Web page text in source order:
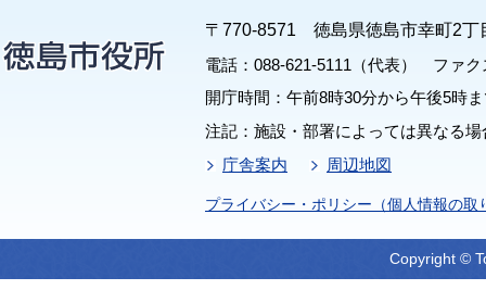
〒770-8571 徳島県徳島市幸町2丁
電話：088-621-5111（代表） ファク
開庁時間：午前8時30分から午後5時
注記：施設・部署によっては異なる
庁舎案内
周辺地図
プライバシー・ポリシー（個人情報の取
Copyright ©